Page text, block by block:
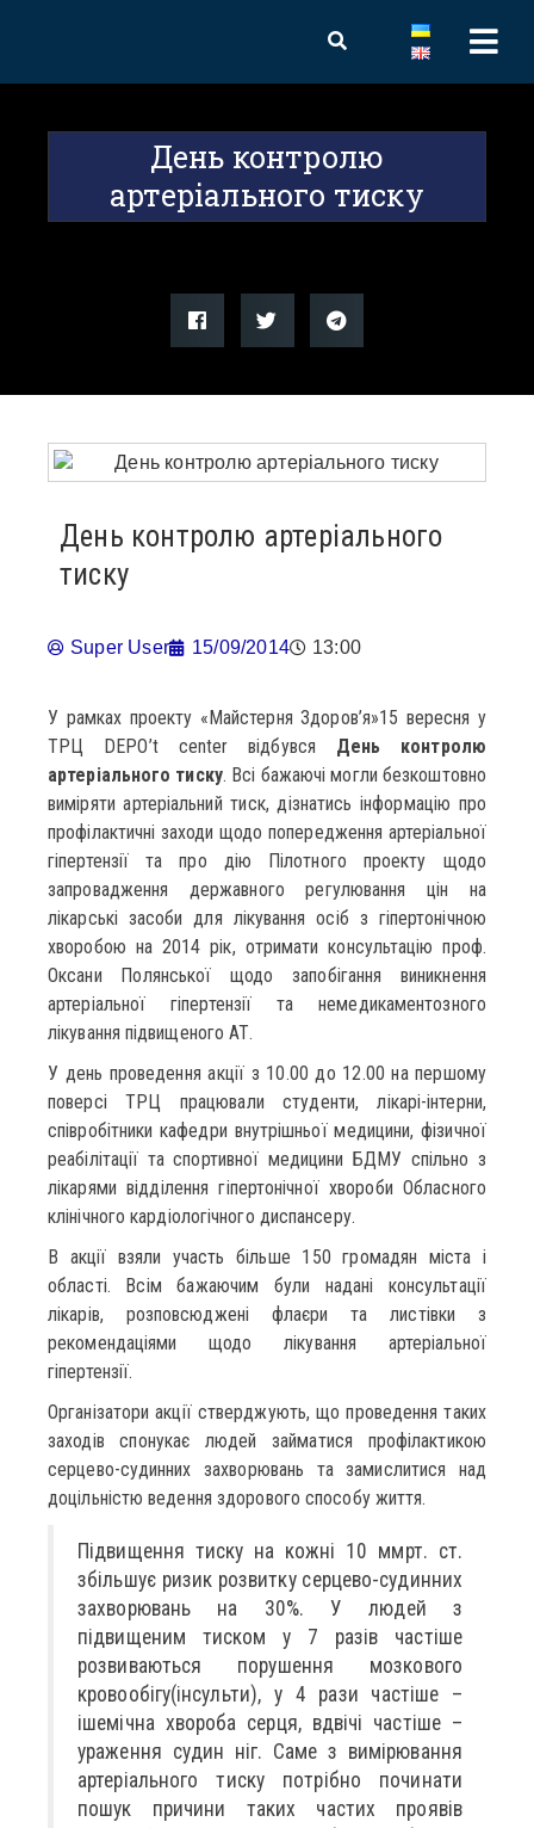
День контролю
артеріального тиску
День контролю артеріального
тиску
Super User 15/09/2014 13:00
У рамках проекту «Майстерня Здоров’я»15 вересня у
ТРЦ DEPO’t center відбувся День контролю
артеріального тиску. Всі бажаючі могли безкоштовно
виміряти артеріальний тиск, дізнатись інформацію про
профілактичні заходи щодо попередження артеріальної
гіпертензії та про дію Пілотного проекту щодо
запровадження державного регулювання цін на
лікарські засоби для лікування осіб з гіпертонічною
хворобою на 2014 рік, отримати консультацію проф.
Оксани Полянської щодо запобігання виникнення
артеріальної гіпертензії та немедикаментозного
лікування підвищеного АТ.
У день проведення акції з 10.00 до 12.00 на першому
поверсі ТРЦ працювали студенти, лікарі-інтерни,
співробітники кафедри внутрішньої медицини, фізичної
реабілітації та спортивної медицини БДМУ спільно з
лікарями відділення гіпертонічної хвороби Обласного
клінічного кардіологічного диспансеру.
В акції взяли участь більше 150 громадян міста і
області. Всім бажаючим були надані консультації
лікарів, розповсюджені флаєри та листівки з
рекомендаціями щодо лікування артеріальної
гіпертензії.
Організатори акції стверджують, що проведення таких
заходів спонукає людей займатися профілактикою
серцево-судинних захворювань та замислитися над
доцільністю ведення здорового способу життя.
Підвищення тиску на кожні 10 ммрт. ст.
збільшує ризик розвитку серцево-судинних
захворювань на 30%. У людей з
підвищеним тиском у 7 разів частіше
розвиваються порушення мозкового
кровообігу(інсульти), у 4 рази частіше –
ішемічна хвороба серця, вдвічі частіше –
ураження судин ніг. Саме з вимірювання
артеріального тиску потрібно починати
пошук причини таких частих проявів